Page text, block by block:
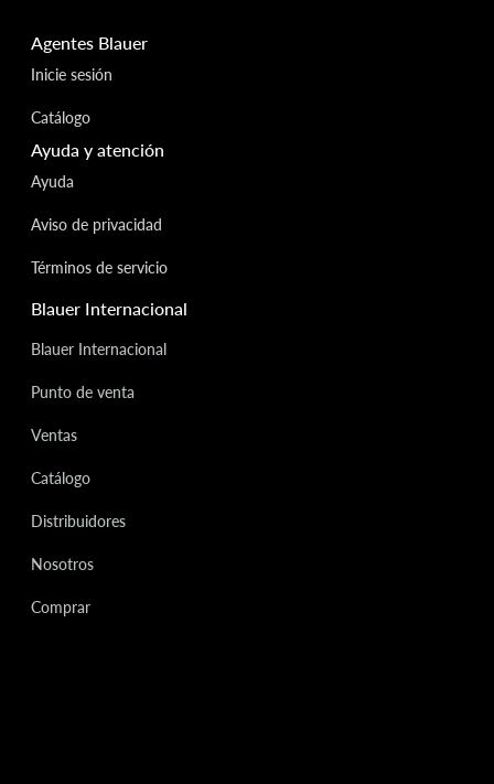
Agentes Blauer
Inicie sesión
Catálogo
Ayuda y atención
Ayuda
Aviso de privacidad
Términos de servicio
Blauer Internacional
Blauer Internacional
Punto de venta
Ventas
Catálogo
Distribuidores
Nosotros
Comprar